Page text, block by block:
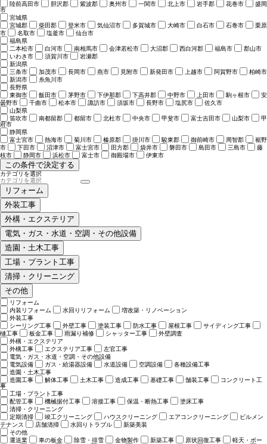
陸前高田市
胆沢郡 紫波郡 奥州市 一関市 北上市 岩手郡 花巻市
盛岡
市
宮城県
宮城郡
柴田郡 登米市 気仙沼市 多賀城市 大崎市 白石市 石巻市
栗原
市
名取市 塩釜市
仙台市
福島県
二本松市
白河市 南相馬市 会津若松市 大沼郡 西白河郡 福島市
郡山市
いわき市
須賀川市
岩瀬郡
新潟県
三条市
加茂市 長岡市 燕市 見附市 新発田市 上越市 阿賀野市
柏崎市
新潟市
糸魚川市
長野県
東御市
飯田市 茅野市 下伊那郡 下高井郡 中野市 上田市 駒ヶ根市
安
曇野市
千曲市 松本市 諏訪市 須坂市 長野市 塩尻市
佐久市
山梨県
笛吹市
南都留郡 都留市 北杜市 中央市 甲斐市 富士吉田市 山梨市
甲
府市
静岡県
富士宮市
熱海市 菊川市 榛原郡 掛川市 駿東郡 御前崎市 周智郡
裾野
市
下田市 沼津市 富士宮市 田方郡 袋井市 磐田市 島田市 三島市
藤
枝市
静岡市 浜松市 富士市 御殿場市 伊東市
この条件で決定する
カテゴリを選択
リフォーム
外装工事
外構・エクステリア
電気・ガス・水道・空調・その他設備
造園・土木工事
工場・プラント工事
清掃・クリーニング
その他
リフォーム
内装リフォーム
水回りリフォーム
増改築・リノベーション
外装工事
シーリング工事
外壁工事 塗装工事 防水工事 屋根工事
サイディング工事
樋工事
板金工事 雨漏り補修 シャッター工事
外壁調査
外構・エクステリア
外構工事
エクステリア工事
左官工事
電気・ガス・水道・空調・その他設備
電気設備
ガス・給湯器設備 水道設備 空調設備
各種設備工事
造園・土木工事
造園工事
解体工事 土木工事 造成工事 基礎工事 舗装工事
コンクリート工
事
工場・プラント工事
配管工事
機械据付工事 溶接工事 保温・断熱工事
塗床工事
清掃・クリーニング
定期清掃
竣工クリーニング ハウスクリーニング エアコンクリーニング
ビルメン
テナンス
店舗清掃 水回りトラブル
新築美装
その他
運送業
車の板金 除雪・排雪 金物製作 新築工事 原状回復工事
軽天・ボー